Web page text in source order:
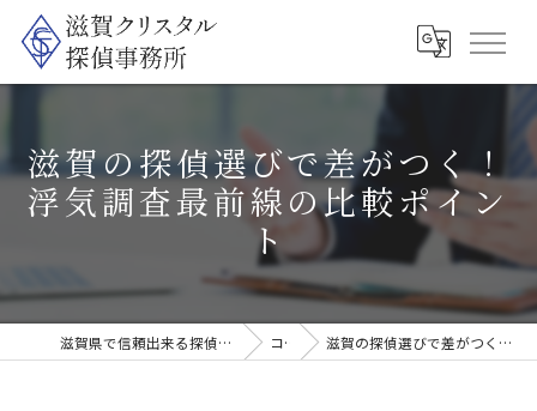
滋賀の探偵選びで差がつく！
浮気調査最前線の比較ポイン
ト
滋賀県で信頼出来る探偵なら滋賀クリスタル探偵事務所 コラム 滋賀の探偵選びで差がつく！浮気調査最前線の比較ポイント